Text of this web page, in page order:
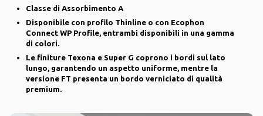
Classe di Assorbimento A
Disponibile con profilo Thinline o con Ecophon
Connect WP Profile, entrambi disponibili in una gamma
di colori.
Le finiture Texona e Super G coprono i bordi sul lato
lungo, garantendo un aspetto uniforme, mentre la
versione FT presenta un bordo verniciato di qualità
premium.